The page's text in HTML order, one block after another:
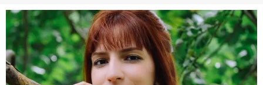
BH recebe nesta quinta-feira lançamento do jogo “Coleta Seletiva” com roda de conversa entre agentes da sustentabilidade
Projeta Cultura abre inscrições gratuitas em São João del-Rei para oficinas de elaboração de projetos culturais e inteligência artificial